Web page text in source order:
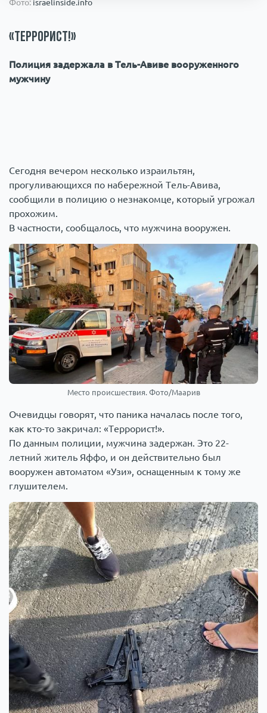
Фото: israelinside.info
«Террорист!»
Полиция задержала в Тель-Авиве вооруженного
мужчину
Сегодня вечером несколько израильтян,
прогуливающихся по набережной Тель-Авива,
сообщили в полицию о незнакомце, который угрожал
прохожим.
В частности, сообщалось, что мужчина вооружен.
Место происшествия. Фото/Маарив
Очевидцы говорят, что паника началась после того,
как кто-то закричал: «Террорист!».
По данным полиции, мужчина задержан. Это 22-
летний житель Яффо, и он действительно был
вооружен автоматом «Узи», оснащенным к тому же
глушителем.